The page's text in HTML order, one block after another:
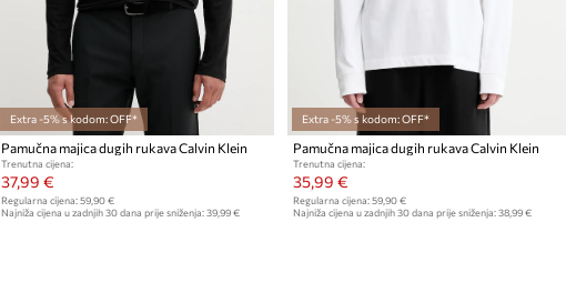
Extra -5% s kodom: OFF*
Pamučna majica dugih rukava Calvin Klein
Trenutna cijena:
37,99 €
Regularna cijena: 59,90 €
Najniža cijena u zadnjih 30 dana prije sniženja: 39,99 €
Extra -5% s kodom: OFF*
Pamučna majica dugih rukava Calvin Klein
Trenutna cijena:
35,99 €
Regularna cijena: 59,90 €
Najniža cijena u zadnjih 30 dana prije sniženja: 38,99 €